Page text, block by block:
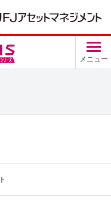
メニュー